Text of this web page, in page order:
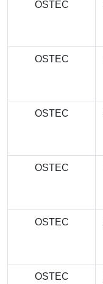
OSTEC
OSTEC
OSTEC
OSTEC
OSTEC
OSTEC